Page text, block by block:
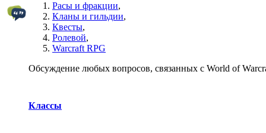
Расы и фракции,
Кланы и гильдии,
Квесты,
Ролевой,
Warcraft RPG
Обсуждение любых вопросов, связанных с World of
Классы